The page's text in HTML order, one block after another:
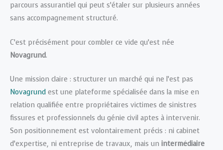
parcours assurantiel qui peut s’étaler sur plusieurs années
sans accompagnement structuré.
C’est précisément pour combler ce vide qu’est née
Novagrund.
Une mission claire : structurer un marché qui ne l’est pas
Novagrund est une plateforme spécialisée dans la mise en
relation qualifiée entre propriétaires victimes de sinistres
fissures et professionnels du génie civil aptes à intervenir.
Son positionnement est volontairement précis : ni cabinet
d’expertise, ni entreprise de travaux, mais un intermédiaire